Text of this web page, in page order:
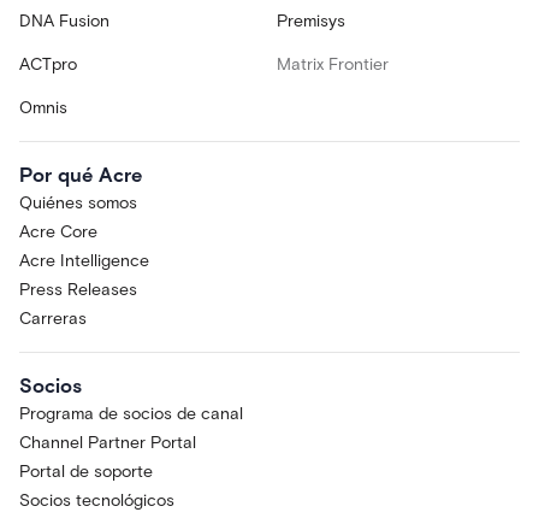
DNA Fusion Premisys
ACTpro Matrix Frontier
Omnis
Por qué Acre
Quiénes somos
Acre Core
Acre Intelligence
Press Releases
Carreras
Socios
Programa de socios de canal
Channel Partner Portal
Portal de soporte
Socios tecnológicos